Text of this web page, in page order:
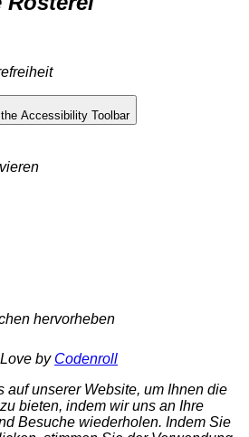
Accessibility Toolbar
hervorheben
Love by Codenroll
auf unserer Website, um Ihnen die
bieten, indem wir uns an Ihre
Besuche wiederholen. Indem Sie